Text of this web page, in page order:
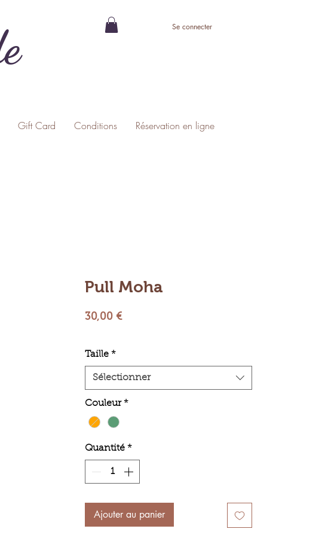
Se connecter
Gift Card Conditions Réservation en ligne
Pull Moha
30,00 €Prix
Taille *
Sélectionner
Couleur *
Quantité *
Ajouter au panier